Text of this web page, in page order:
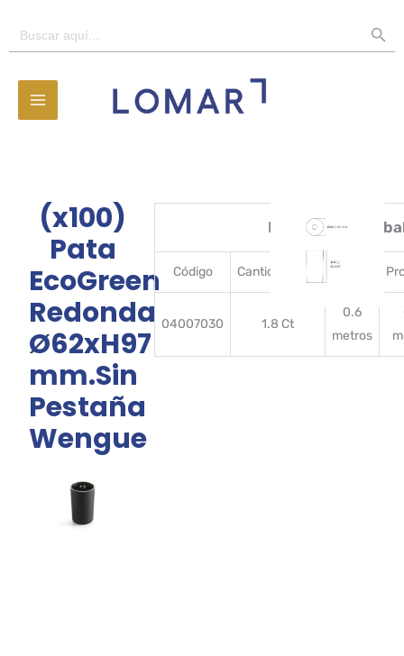
Buscar:
(x100)
Pata
EcoGreen
Redonda
Ø62xH97
mm.Sin
Pestaña
Wengue
Detalles del
Código CantidadBulto Ancho
04007030 1.8 Ct
0.6
metros